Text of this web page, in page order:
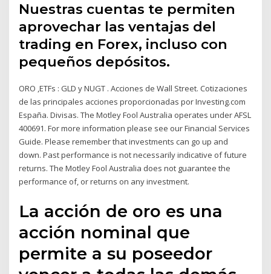
Nuestras cuentas te permiten
aprovechar las ventajas del
trading en Forex, incluso con
pequeños depósitos.
ORO ,ETFs : GLD y NUGT . Acciones de Wall Street. Cotizaciones
de las principales acciones proporcionadas por Investing.com
España. Divisas. The Motley Fool Australia operates under AFSL
400691. For more information please see our Financial Services
Guide. Please remember that investments can go up and
down. Past performance is not necessarily indicative of future
returns. The Motley Fool Australia does not guarantee the
performance of, or returns on any investment.
La acción de oro es una
acción nominal que
permite a su poseedor